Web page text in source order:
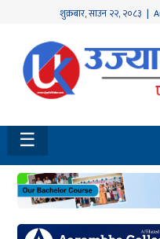
शुक्रबार,साउन २२, २०८३ |
होमपेज
नवलपुर
विशेष
मध्य
नेपाल
चितवन
☰